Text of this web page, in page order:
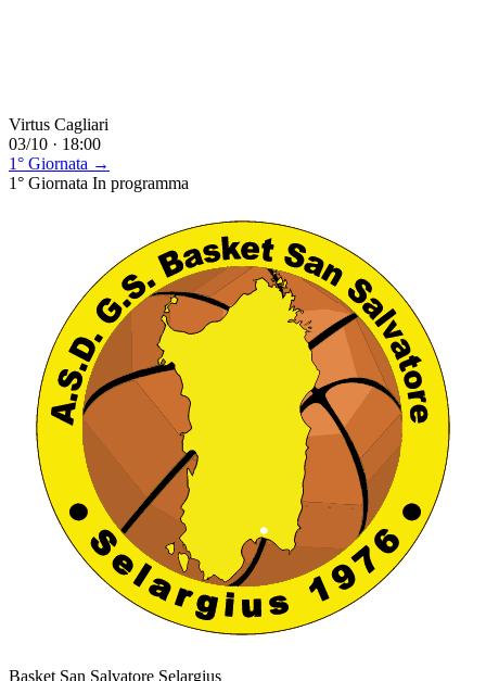
Virtus Cagliari
03/10 · 18:00
1° Giornata →
1° Giornata In programma
Basket San Salvatore Selargius